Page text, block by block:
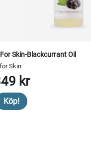
Skin-Blackcurrant Oil
Skin
kr
Köp!